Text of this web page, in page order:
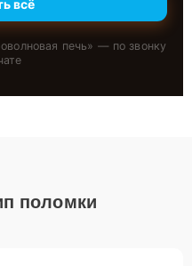
всё
печь» — по звонку
поломки